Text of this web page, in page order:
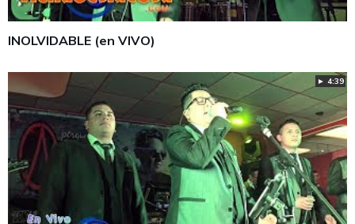
INOLVIDABLE (en VIVO)
► 4:39